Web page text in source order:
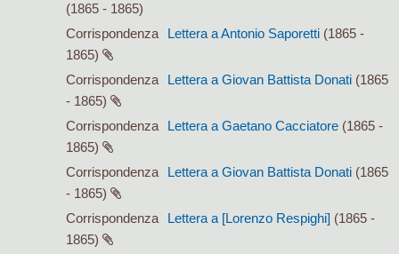
(1865 - 1865)
Corrispondenza
Lettera a Antonio Saporetti (1865 -
1865)
Corrispondenza
Lettera a Giovan Battista Donati (1865
- 1865)
Corrispondenza
Lettera a Gaetano Cacciatore (1865 -
1865)
Corrispondenza
Lettera a Giovan Battista Donati (1865
- 1865)
Corrispondenza
Lettera a [Lorenzo Respighi] (1865 -
1865)